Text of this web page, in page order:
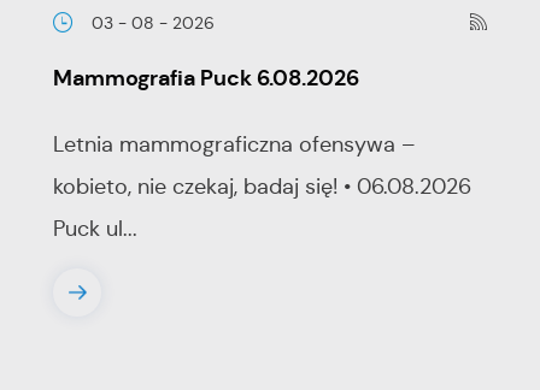
03 - 08 - 2026
Mammografia Puck 6.08.2026
Letnia mammograficzna ofensywa –
kobieto, nie czekaj, badaj się! • 06.08.2026
Puck ul...